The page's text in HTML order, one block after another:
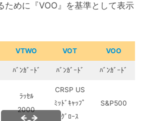
ために『VOO』を基準として表示
VTWO VOT VOO
ﾊﾞﾝｶﾞｰﾄﾞ ﾊﾞﾝｶﾞｰﾄﾞ ﾊﾞﾝｶﾞｰﾄﾞ
ﾗｯｾﾙ
2000
CRSP US
ﾐｯﾄﾞｷｬｯﾌﾟ
ｸﾞﾛｰｽ
S&P500